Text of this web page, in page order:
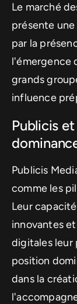
Le marché
présente
par la
l'émergence
grands
influence
Publicis
Publicis
comme les
Leur
innovantes
digitales leur
position
dans la